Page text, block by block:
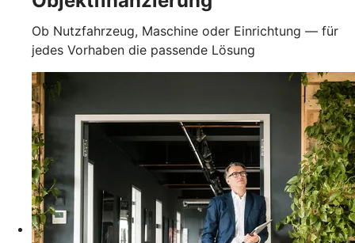
Ob Nutzfahrzeug, Maschine oder Einrichtung — für
jedes Vorhaben die passende Lösung